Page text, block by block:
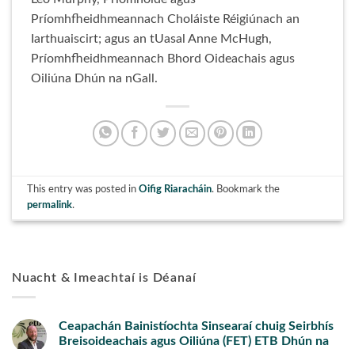
Príomhfheidhmeannach Choláiste Réigiúnach an
Iarthuaiscirt; agus an tUasal Anne McHugh,
Príomhfheidhmeannach Bhord Oideachais agus
Oiliúna Dhún na nGall.
This entry was posted inOifig Riaracháin. Bookmark the
permalink.
Nuacht & Imeachtaí is Déanaí
Ceapachán Bainistíochta Sinsearaí chuig Seirbhís
Breisoideachais agus Oiliúna (FET) ETB Dhún na